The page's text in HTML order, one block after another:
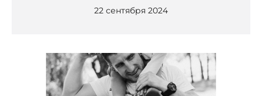
22 сентября 2024